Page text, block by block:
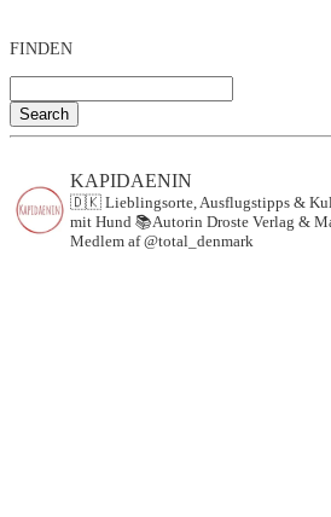
FINDEN
Search
KAPIDAENIN
🇩🇰 Lieblingsorte, Ausflugstipps &
mit Hund 📚Autorin Droste Verlag &
Medlem af @total_denmark